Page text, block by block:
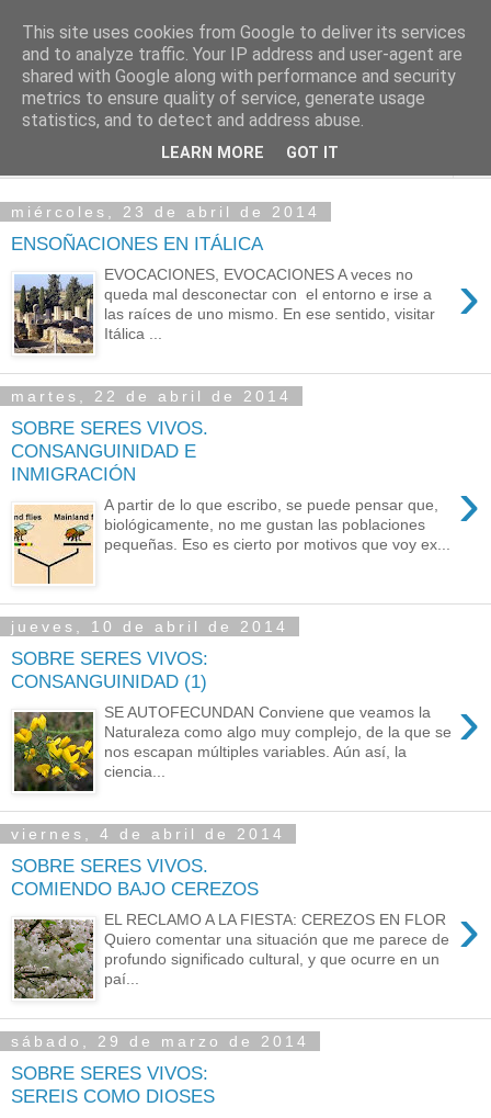
PASEANTE SILENCIOSO
Blog personal de Emilio Valadé del Río
miércoles, 23 de abril de 2014
ENSOÑACIONES EN ITÁLICA
›
EVOCACIONES, EVOCACIONES A veces no
queda mal desconectar con el entorno e irse a
las raíces de uno mismo. En ese sentido, visitar
Itálica ...
martes, 22 de abril de 2014
SOBRE SERES VIVOS.
CONSANGUINIDAD E
INMIGRACIÓN
›
A partir de lo que escribo, se puede pensar que,
biológicamente, no me gustan las poblaciones
pequeñas. Eso es cierto por motivos que voy ex...
jueves, 10 de abril de 2014
SOBRE SERES VIVOS:
CONSANGUINIDAD (1)
›
SE AUTOFECUNDAN Conviene que veamos la
Naturaleza como algo muy complejo, de la que se
nos escapan múltiples variables. Aún así, la
ciencia...
viernes, 4 de abril de 2014
SOBRE SERES VIVOS.
COMIENDO BAJO CEREZOS
›
EL RECLAMO A LA FIESTA: CEREZOS EN FLOR
Quiero comentar una situación que me parece de
profundo significado cultural, y que ocurre en un
paí...
sábado, 29 de marzo de 2014
SOBRE SERES VIVOS:
SEREIS COMO DIOSES
This site uses cookies from Google to deliver its services
and to analyze traffic. Your IP address and user-agent are
shared with Google along with performance and security
metrics to ensure quality of service, generate usage
statistics, and to detect and address abuse.
LEARN MORE GOT IT